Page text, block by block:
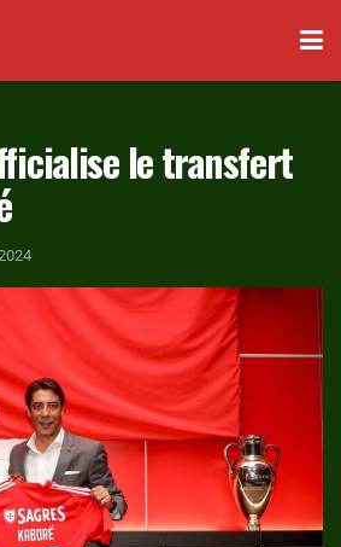
le transfert